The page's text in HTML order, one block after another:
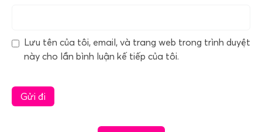
Lưu tên của tôi, email, và trang web trong trình duyệt
này cho lần bình luận kế tiếp của tôi.